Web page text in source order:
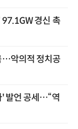
경신 촉
…악의적 정치공
' 발언 공세…“역